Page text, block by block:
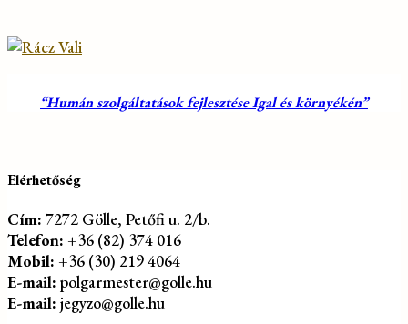
“Humán szolgáltatások fejlesztése Igal és környékén”
Elérhetőség
Cím: 7272 Gölle, Petőfi u. 2/b.
Telefon: +36 (82) 374 016
Mobil: +36 (30) 219 4064
E-mail: polgarmester@golle.hu
E-mail: jegyzo@golle.hu